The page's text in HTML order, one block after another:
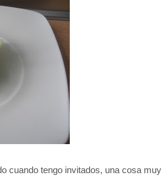
cuando tengo invitados, una cosa muy